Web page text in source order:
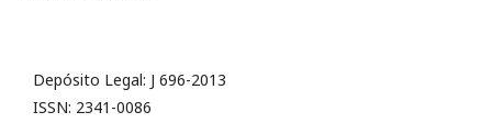
Depósito Legal: J 696-2013
ISSN: 2341-0086